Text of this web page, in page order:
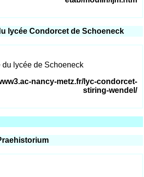
lycée Condorcet de Schoeneck
du lycée de Schoeneck
nancy-metz.fr/lyc-condorcet-
stiring-wendel/